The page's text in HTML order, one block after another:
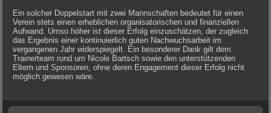
Ein solcher Doppelstart mit zwei Mannschaften bedeutet für einen
Verein stets einen erheblichen organisatorischen und finanziellen
Aufwand. Umso höher ist dieser Erfolg einzuschätzen, der zugleich
das Ergebnis einer kontinuierlich guten Nachwuchsarbeit im
vergangenen Jahr widerspiegelt. Ein besonderer Dank gilt dem
Trainerteam rund um Nicole Bartsch sowie den unterstützenden
Eltern und Sponsoren, ohne deren Engagement dieser Erfolg nicht
möglich gewesen wäre.